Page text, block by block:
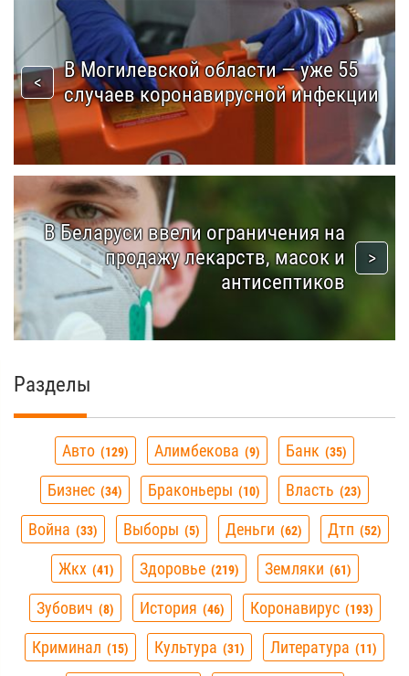
В Могилевской области — уже 55
случаев коронавирусной инфекции
В Беларуси ввели ограничения на
продажу лекарств, масок и
антисептиков
Разделы
Авто 129 Алимбекова 9 Банк 35
Бизнес 34 Браконьеры 10 Власть 23
Война 33 Выборы 5 Деньги 62 Дтп 52
Жкх 41 Здоровье 219 Земляки 61
Зубович 8 История 46 Коронавирус 193
Криминал 15 Культура 31 Литература 11